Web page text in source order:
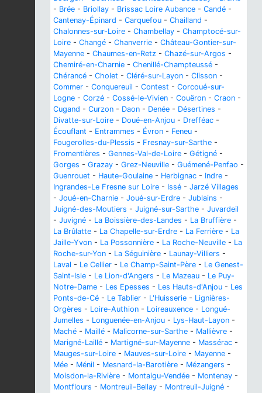
- Brée - Briollay - Brissac Loire Aubance - Candé -
Cantenay-Épinard - Carquefou - Chailland -
Chalonnes-sur-Loire - Chambellay - Champtocé-sur-
Loire - Changé - Chanverrie - Château-Gontier-sur-
Mayenne - Chaumes-en-Retz - Chazé-sur-Argos -
Chemiré-en-Charnie - Chenillé-Champteussé -
Chérancé - Cholet - Cléré-sur-Layon - Clisson -
Commer - Conquereuil - Contest - Corcoué-sur-
Logne - Corzé - Cossé-le-Vivien - Couëron - Craon -
Cugand - Curzon - Daon - Denée - Désertines -
Divatte-sur-Loire - Doué-en-Anjou - Drefféac -
Écouflant - Entrammes - Évron - Feneu -
Fougerolles-du-Plessis - Fresnay-sur-Sarthe -
Fromentières - Gennes-Val-de-Loire - Gétigné -
Gorges - Grazay - Grez-Neuville - Guémené-Penfao -
Guenrouet - Haute-Goulaine - Herbignac - Indre -
Ingrandes-Le Fresne sur Loire - Issé - Jarzé Villages
- Joué-en-Charnie - Joué-sur-Erdre - Jublains -
Juigné-des-Moutiers - Juigné-sur-Sarthe - Juvardeil
- Juvigné - La Boissière-des-Landes - La Bruffière -
La Brûlatte - La Chapelle-sur-Erdre - La Ferrière - La
Jaille-Yvon - La Possonnière - La Roche-Neuville - La
Roche-sur-Yon - La Séguinière - Launay-Villiers -
Laval - Le Cellier - Le Champ-Saint-Père - Le Genest-
Saint-Isle - Le Lion-d'Angers - Le Mazeau - Le Puy-
Notre-Dame - Les Epesses - Les Hauts-d'Anjou - Les
Ponts-de-Cé - Le Tablier - L'Huisserie - Lignières-
Orgères - Loire-Authion - Loireauxence - Longué-
Jumelles - Longuenée-en-Anjou - Lys-Haut-Layon -
Maché - Maillé - Malicorne-sur-Sarthe - Mallièvre -
Marigné-Laillé - Martigné-sur-Mayenne - Massérac -
Mauges-sur-Loire - Mauves-sur-Loire - Mayenne -
Mée - Ménil - Mesnard-la-Barotière - Mézangers -
Moisdon-la-Rivière - Montaigu-Vendée - Montenay -
Montflours - Montreuil-Bellay - Montreuil-Juigné -